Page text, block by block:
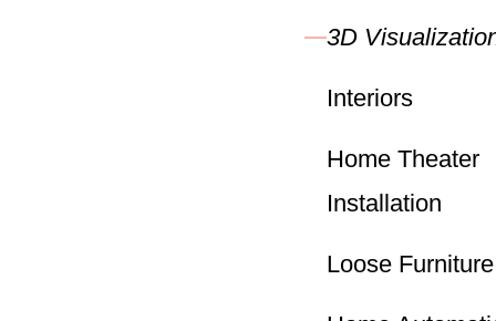
3D
Interiors
Home Theater
Installation
Loose Furniture